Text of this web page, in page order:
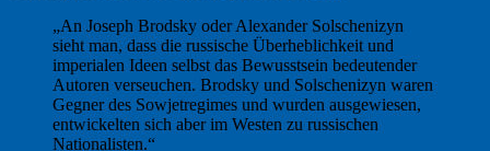
„An Joseph Brodsky oder Alexander Solschenizyn
sieht man, dass die russische Überheblichkeit und
imperialen Ideen selbst das Bewusstsein bedeutender
Autoren verseuchen. Brodsky und Solschenizyn waren
Gegner des Sowjetregimes und wurden ausgewiesen,
entwickelten sich aber im Westen zu russischen
Nationalisten.“